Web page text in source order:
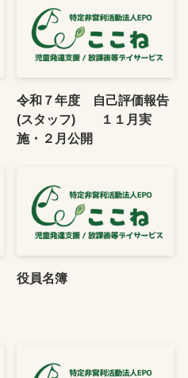
令和７年度 自己評価報告
(スタッフ) １１月実
施・２月公開
役員名簿